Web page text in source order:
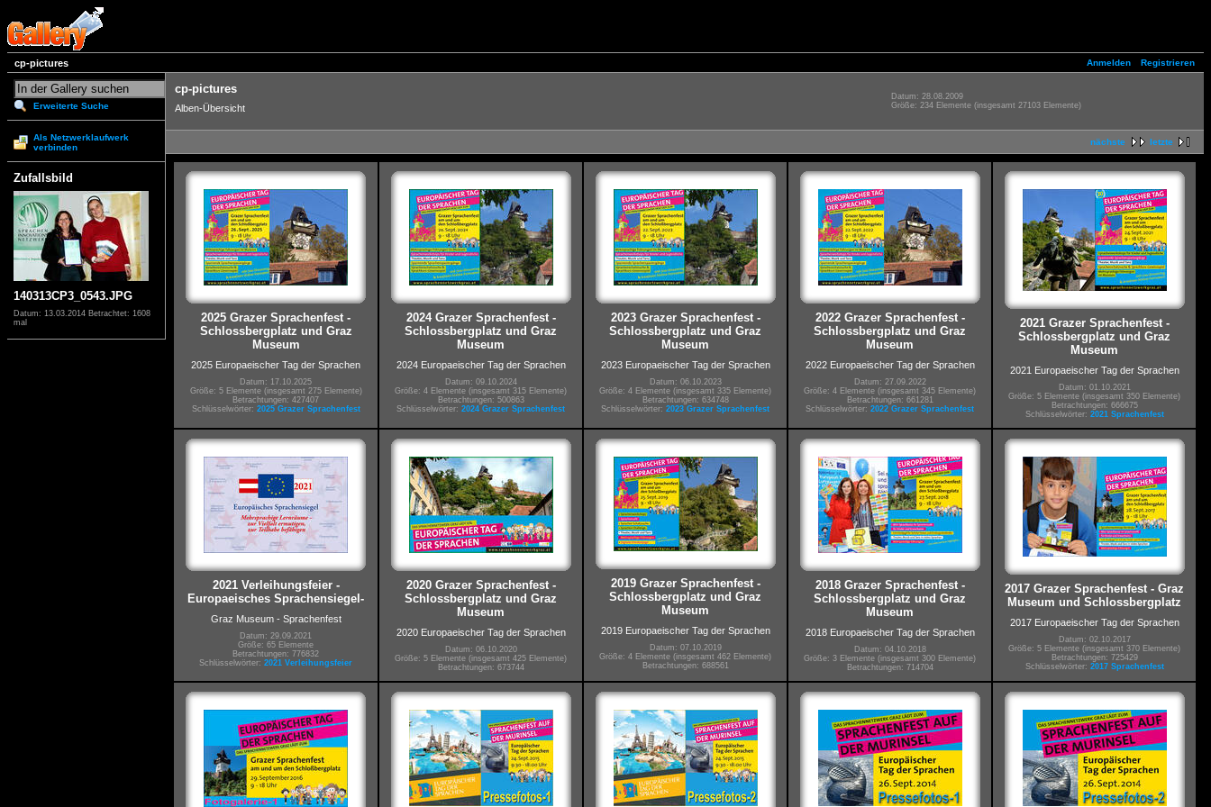
Anmelden Registrieren
cp-pictures
Erweiterte Suche
Als Netzwerklaufwerk
verbinden
Zufallsbild
140313CP3_0543.JPG
Datum: 13.03.2014 Betrachtet: 1608
mal
cp-pictures
Alben-Übersicht
Datum: 28.08.2009
Größe: 234 Elemente (insgesamt 27103 Elemente)
nächste letzte
2025 Grazer Sprachenfest -
Schlossbergplatz und Graz
Museum
2025 Europaeischer Tag der Sprachen
Datum: 17.10.2025
Größe: 5 Elemente (insgesamt 275 Elemente)
Betrachtungen: 427407
Schlüsselwörter: 2025 Grazer Sprachenfest
2024 Grazer Sprachenfest -
Schlossbergplatz und Graz
Museum
2024 Europaeischer Tag der Sprachen
Datum: 09.10.2024
Größe: 4 Elemente (insgesamt 315 Elemente)
Betrachtungen: 500863
Schlüsselwörter: 2024 Grazer Sprachenfest
2023 Grazer Sprachenfest -
Schlossbergplatz und Graz
Museum
2023 Europaeischer Tag der Sprachen
Datum: 06.10.2023
Größe: 4 Elemente (insgesamt 335 Elemente)
Betrachtungen: 634748
Schlüsselwörter: 2023 Grazer Sprachenfest
2022 Grazer Sprachenfest -
Schlossbergplatz und Graz
Museum
2022 Europaeischer Tag der Sprachen
Datum: 27.09.2022
Größe: 4 Elemente (insgesamt 345 Elemente)
Betrachtungen: 661281
Schlüsselwörter: 2022 Grazer Sprachenfest
2021 Grazer Sprachenfest -
Schlossbergplatz und Graz
Museum
2021 Europaeischer Tag der Sprachen
Datum: 01.10.2021
Größe: 5 Elemente (insgesamt 350 Elemente)
Betrachtungen: 666675
Schlüsselwörter: 2021 Sprachenfest
2021 Verleihungsfeier -
Europaeisches Sprachensiegel-
Graz Museum - Sprachenfest
Datum: 29.09.2021
Größe: 65 Elemente
Betrachtungen: 776832
Schlüsselwörter: 2021 Verleihungsfeier
2020 Grazer Sprachenfest -
Schlossbergplatz und Graz
Museum
2020 Europaeischer Tag der Sprachen
Datum: 06.10.2020
Größe: 5 Elemente (insgesamt 425 Elemente)
Betrachtungen: 673744
2019 Grazer Sprachenfest -
Schlossbergplatz und Graz
Museum
2019 Europaeischer Tag der Sprachen
Datum: 07.10.2019
Größe: 4 Elemente (insgesamt 462 Elemente)
Betrachtungen: 688561
2018 Grazer Sprachenfest -
Schlossbergplatz und Graz
Museum
2018 Europaeischer Tag der Sprachen
Datum: 04.10.2018
Größe: 3 Elemente (insgesamt 300 Elemente)
Betrachtungen: 714704
2017 Grazer Sprachenfest - Graz
Museum und Schlossbergplatz
2017 Europaeischer Tag der Sprachen
Datum: 02.10.2017
Größe: 5 Elemente (insgesamt 370 Elemente)
Betrachtungen: 725429
Schlüsselwörter: 2017 Sprachenfest